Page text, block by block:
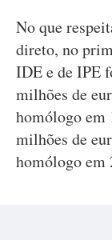
No que
direto, no
IDE e de IPE
milhões de
homólogo em
milhões de
homólogo em